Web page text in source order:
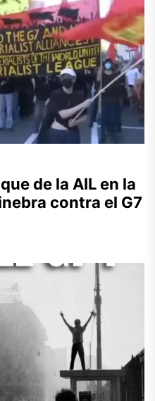
de la AIL en la
contra el G7